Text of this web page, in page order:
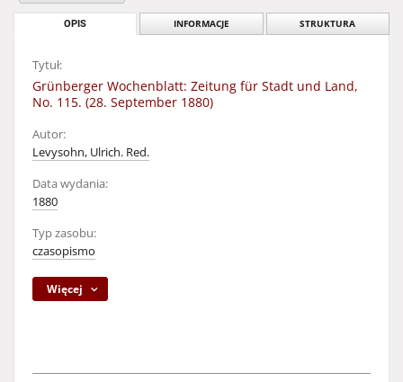
OPIS INFORMACJE STRUKTURA
Tytuł:
Grünberger Wochenblatt: Zeitung für Stadt und Land,
No. 115. (28. September 1880)
Autor:
Levysohn, Ulrich. Red.
Data wydania:
1880
Typ zasobu:
czasopismo
Więcej